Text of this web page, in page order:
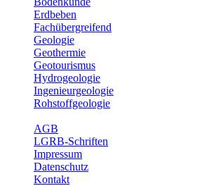
Erdbeben
Fachübergreifend
Geologie
Geothermie
Geotourismus
Hydrogeologie
Ingenieurgeologie
Rohstoffgeologie
AGB
LGRB-Schriften
Impressum
Datenschutz
Kontakt